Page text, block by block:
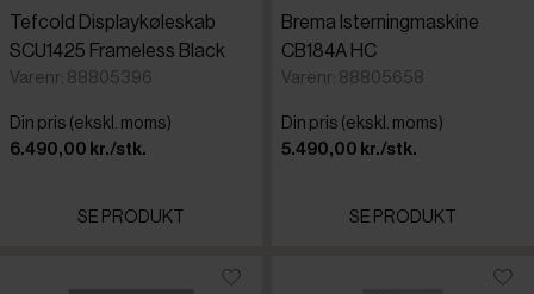
Tefcold Displaykøleskab
SCU1425 Frameless Black
Varenr: 88805396
Din pris (ekskl. moms)
6.490,00 kr./stk.
SE PRODUKT
Brema Isterningmaskine
CB184A HC
Varenr: 88805658
Din pris (ekskl. moms)
5.490,00 kr./stk.
SE PRODUKT